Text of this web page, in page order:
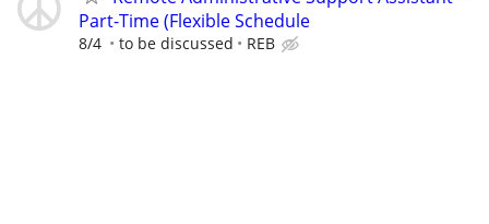
Part-Time (Flexible Schedule
8/4 to be discussed REB